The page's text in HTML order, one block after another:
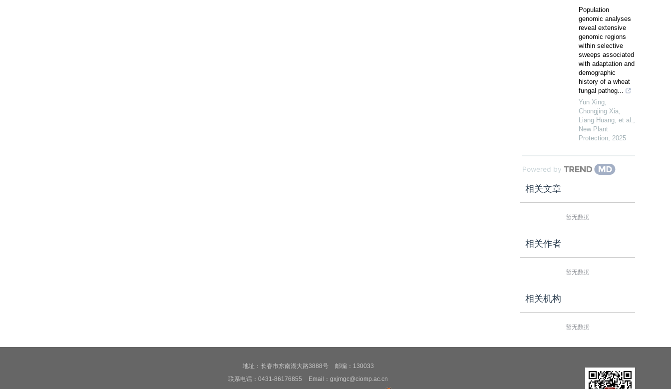
Population
genomic analyses
reveal extensive
genomic regions
within selective
sweeps associated
with adaptation and
demographic
history of a wheat
fungal pathog...
Yun Xing,
Chongjing Xia,
Liang Huang, et al.,
New Plant
Protection, 2025
Powered by
相关文章
暂无数据
相关作者
暂无数据
相关机构
暂无数据
地址：长春市东南湖大路3888号
邮编：130033
联系电话：0431-86176855
Email：gxjmgc@ciomp.ac.cn